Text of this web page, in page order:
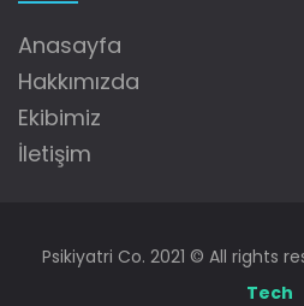
Anasayfa
Hakkımızda
Ekibimiz
İletişim
Psikiyatri Co. 2021 © All rights
Tech